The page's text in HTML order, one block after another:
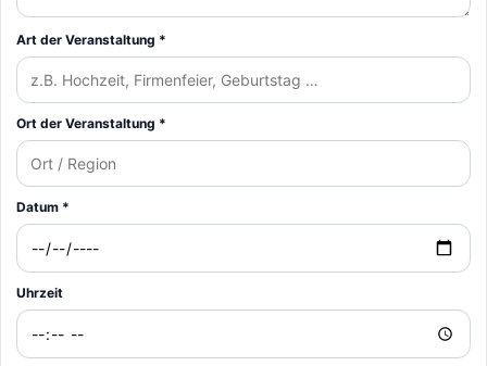
Art der Veranstaltung *
Ort der Veranstaltung *
Datum *
Uhrzeit